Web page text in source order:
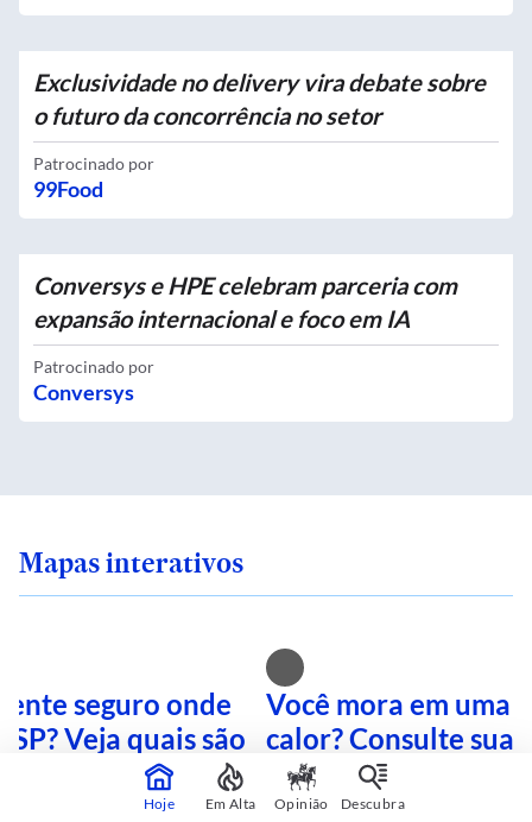
Exclusividade no delivery vira debate sobre
o futuro da concorrência no setor
Patrocinado por
99Food
Conversys e HPE celebram parceria com
expansão internacional e foco em IA
Patrocinado por
Conversys
Mapas interativos
seguro onde
SP? Veja quais são
perigosas
Você mora em uma
calor? Consulte sua
mapa interativo
Hoje Em Alta Opinião Descubra